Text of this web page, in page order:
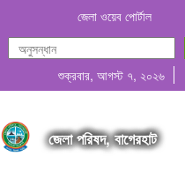
জেলা ওয়েব পোর্টাল
শুক্রবার, আগস্ট ৭, ২০২৬
জেলা পরিষদ, বাগেরহাট